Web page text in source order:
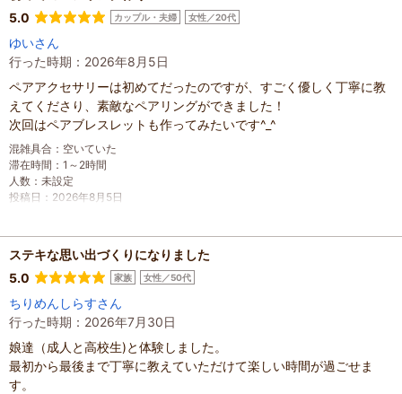
5.0
カップル・夫婦 女性／20代
ゆいさん
行った時期：2026年8月5日
ペアアクセサリーは初めてだったのですが、すごく優しく丁寧に教
えてくださり、素敵なペアリングができました！
次回はペアブレスレットも作ってみたいです^_^
混雑具合 ： 空いていた
滞在時間 ： 1～2時間
人数 ： 未設定
投稿日 ： 2026年8月5日
ステキな思い出づくりになりました
5.0
家族 女性／50代
ちりめんしらすさん
行った時期：2026年7月30日
娘達（成人と高校生)と体験しました。
最初から最後まで丁寧に教えていただけて楽しい時間が過ごせま
す。